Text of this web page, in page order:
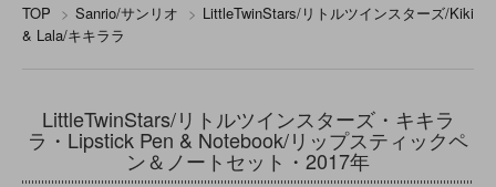
TOP > Sanrio/サンリオ > LittleTwinStars/リトルツインスターズ/Kiki
& Lala/キキララ
LittleTwinStars/リトルツインスターズ・キキラ
ラ・Lipstick Pen & Notebook/リップスティックペ
ン＆ノートセット・2017年